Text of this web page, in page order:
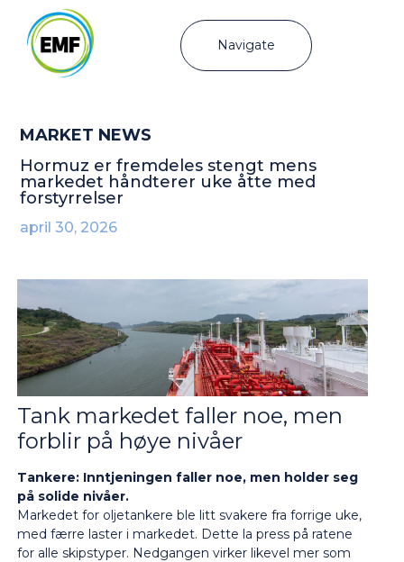
Navigate
MARKET NEWS
Hormuz er fremdeles stengt mens
markedet håndterer uke åtte med
forstyrrelser
april 30, 2026
Tank markedet faller noe, men
forblir på høye nivåer
Tankere: Inntjeningen faller noe, men holder seg
på solide nivåer.
Markedet for oljetankere ble litt svakere fra forrige uke,
med færre laster i markedet. Dette la press på ratene
for alle skipstyper. Nedgangen virker likevel mer som